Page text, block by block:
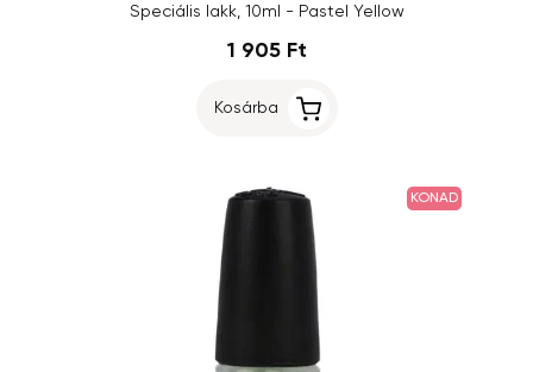
Speciális lakk, 10ml - Pastel Yellow
1 905 Ft
Kosárba
KONAD